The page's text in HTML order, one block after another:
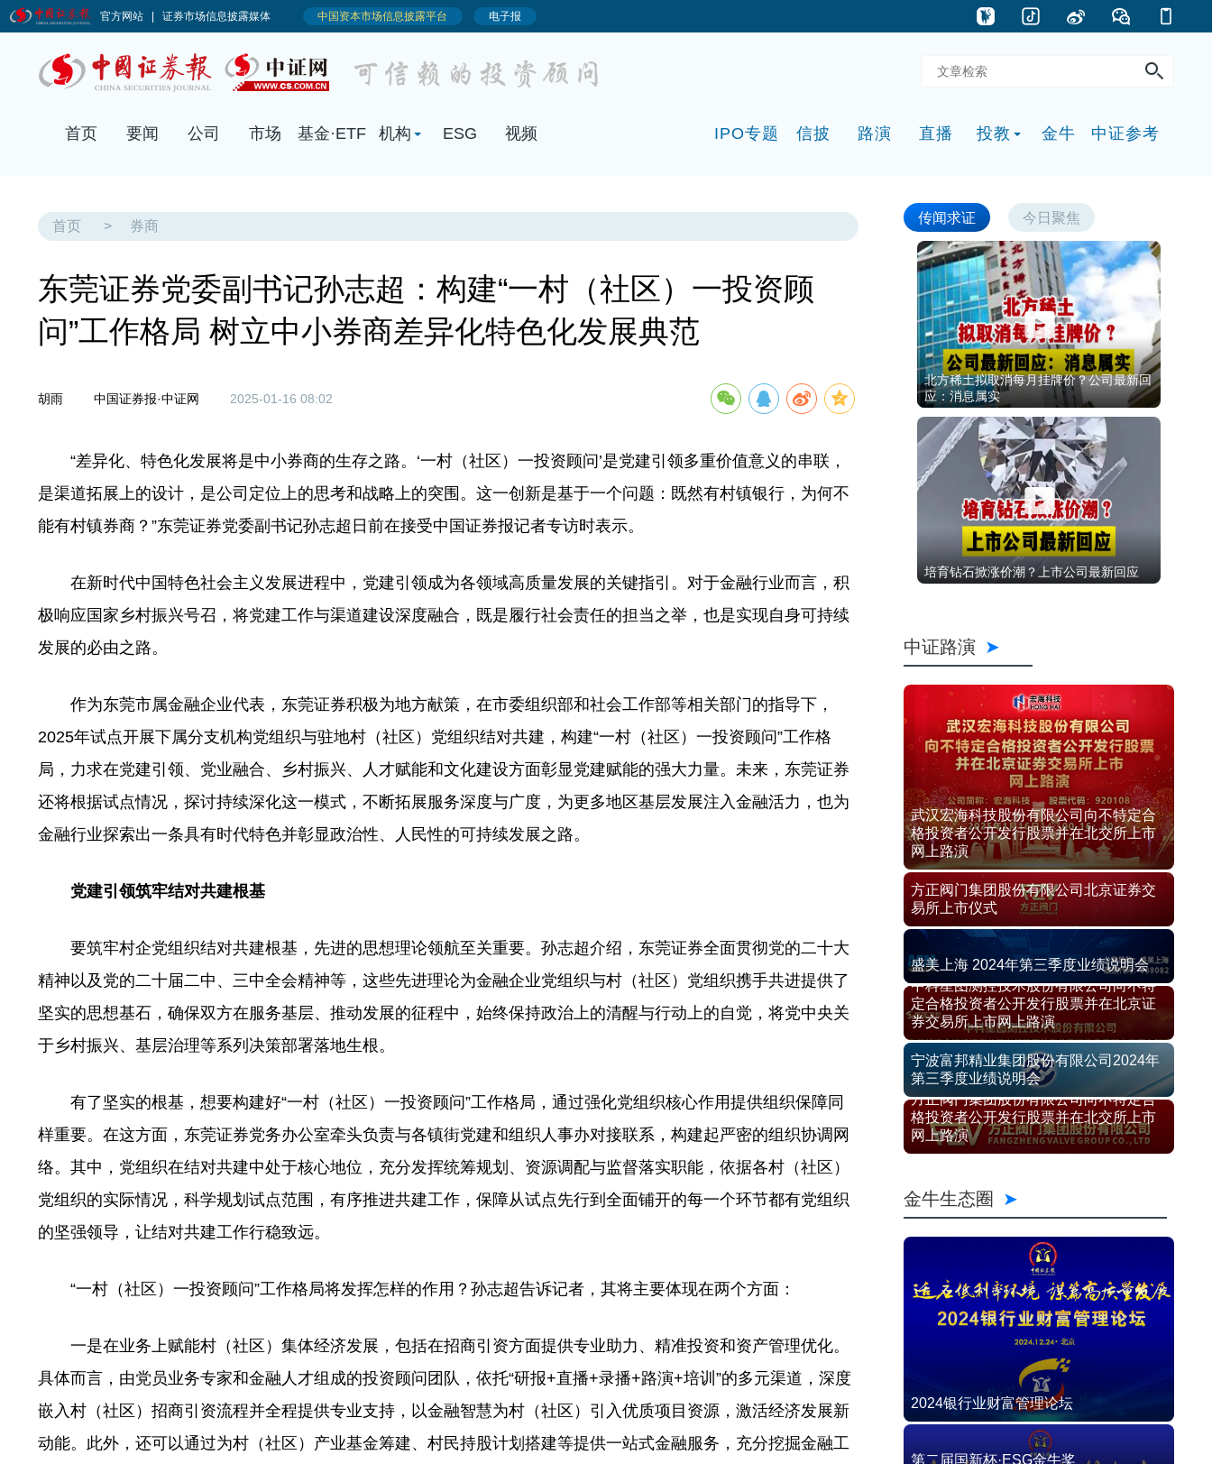
首页 要闻 公司 市场 基金·ETF 机构 ESG 视频 IPO专题 信披 路演 直播 投教 金牛 中证参考
首页 > 券商
东莞证券党委副书记孙志超：构建“一村（社区）一投资顾
问”工作格局 树立中小券商差异化特色化发展典范
胡雨 中国证券报·中证网 2025-01-16 08:02
“差异化、特色化发展将是中小券商的生存之路。‘一村（社区）一投资顾问’是党建引领多重价值意义的串联，
是渠道拓展上的设计，是公司定位上的思考和战略上的突围。这一创新是基于一个问题：既然有村镇银行，为何不
能有村镇券商？”东莞证券党委副书记孙志超日前在接受中国证券报记者专访时表示。
在新时代中国特色社会主义发展进程中，党建引领成为各领域高质量发展的关键指引。对于金融行业而言，积
极响应国家乡村振兴号召，将党建工作与渠道建设深度融合，既是履行社会责任的担当之举，也是实现自身可持续
发展的必由之路。
作为东莞市属金融企业代表，东莞证券积极为地方献策，在市委组织部和社会工作部等相关部门的指导下，
2025年试点开展下属分支机构党组织与驻地村（社区）党组织结对共建，构建“一村（社区）一投资顾问”工作格
局，力求在党建引领、党业融合、乡村振兴、人才赋能和文化建设方面彰显党建赋能的强大力量。未来，东莞证券
还将根据试点情况，探讨持续深化这一模式，不断拓展服务深度与广度，为更多地区基层发展注入金融活力，也为
金融行业探索出一条具有时代特色并彰显政治性、人民性的可持续发展之路。
党建引领筑牢结对共建根基
要筑牢村企党组织结对共建根基，先进的思想理论领航至关重要。孙志超介绍，东莞证券全面贯彻党的二十大
精神以及党的二十届二中、三中全会精神等，这些先进理论为金融企业党组织与村（社区）党组织携手共进提供了
坚实的思想基石，确保双方在服务基层、推动发展的征程中，始终保持政治上的清醒与行动上的自觉，将党中央关
于乡村振兴、基层治理等系列决策部署落地生根。
有了坚实的根基，想要构建好“一村（社区）一投资顾问”工作格局，通过强化党组织核心作用提供组织保障同
样重要。在这方面，东莞证券党务办公室牵头负责与各镇街党建和组织人事办对接联系，构建起严密的组织协调网
络。其中，党组织在结对共建中处于核心地位，充分发挥统筹规划、资源调配与监督落实职能，依据各村（社区）
党组织的实际情况，科学规划试点范围，有序推进共建工作，保障从试点先行到全面铺开的每一个环节都有党组织
的坚强领导，让结对共建工作行稳致远。
“一村（社区）一投资顾问”工作格局将发挥怎样的作用？孙志超告诉记者，其将主要体现在两个方面：
一是在业务上赋能村（社区）集体经济发展，包括在招商引资方面提供专业助力、精准投资和资产管理优化。
具体而言，由党员业务专家和金融人才组成的投资顾问团队，依托“研报+直播+录播+路演+培训”的多元渠道，深度
嵌入村（社区）招商引资流程并全程提供专业支持，以金融智慧为村（社区）引入优质项目资源，激活经济发展新
动能。此外，还可以通过为村（社区）产业基金筹建、村民持股计划搭建等提供一站式金融服务，充分挖掘金融工
传闻求证 今日聚焦
北方稀土拟取消每月挂牌价？公司最新回
应：消息属实
培育钻石掀涨价潮？上市公司最新回应
中证路演
武汉宏海科技股份有限公司向不特定合
格投资者公开发行股票并在北交所上市
网上路演
方正阀门集团股份有限公司北京证券交
易所上市仪式
盛美上海 2024年第三季度业绩说明会
中科星图测控技术股份有限公司向不特
定合格投资者公开发行股票并在北京证
券交易所上市网上路演
宁波富邦精业集团股份有限公司2024年
第三季度业绩说明会
方正阀门集团股份有限公司向不特定合
格投资者公开发行股票并在北交所上市
网上路演
金牛生态圈
2024银行业财富管理论坛
第二届国新杯·ESG金牛奖